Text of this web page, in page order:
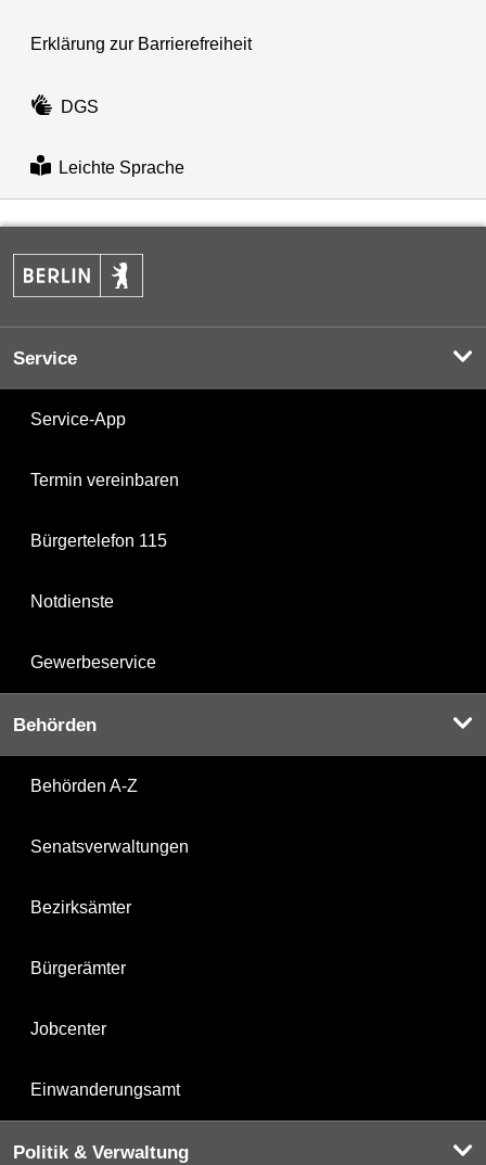
Erklärung zur Barrierefreiheit
DGS
Leichte Sprache
Service
Service-App
Termin vereinbaren
Bürgertelefon 115
Notdienste
Gewerbeservice
Behörden
Behörden A-Z
Senatsverwaltungen
Bezirksämter
Bürgerämter
Jobcenter
Einwanderungsamt
Politik & Verwaltung